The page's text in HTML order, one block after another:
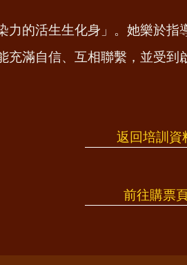
力的活生生化身」。她樂於
充滿自信、互相聯繫，並受
返回培訓資
前往購票